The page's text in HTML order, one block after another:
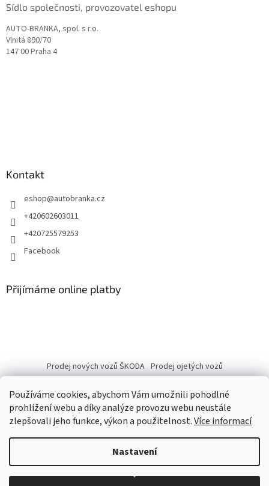
Používáme cookies, abychom Vám umožnili pohodlné
prohlížení webu a díky analýze provozu webu neustále
zlepšovali jeho funkce, výkon a použitelnost.Více informací
Nastavení
Sídlo společnosti, provozovatel eshopu
AUTO-BRANKA, spol. s r.o.
Vlnitá 890/70
147 00 Praha 4
Kontakt
eshop@autobranka.cz
+420602603011
+420725579253
Facebook
Přijímáme online platby
Prodej nových vozů ŠKODA Prodej ojetých vozů
Copyright 2026eshop.autobranka.cz. Všechna práva vyhrazena.